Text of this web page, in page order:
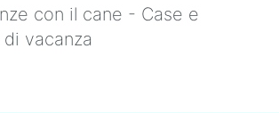
con il cane - Case e
vacanza